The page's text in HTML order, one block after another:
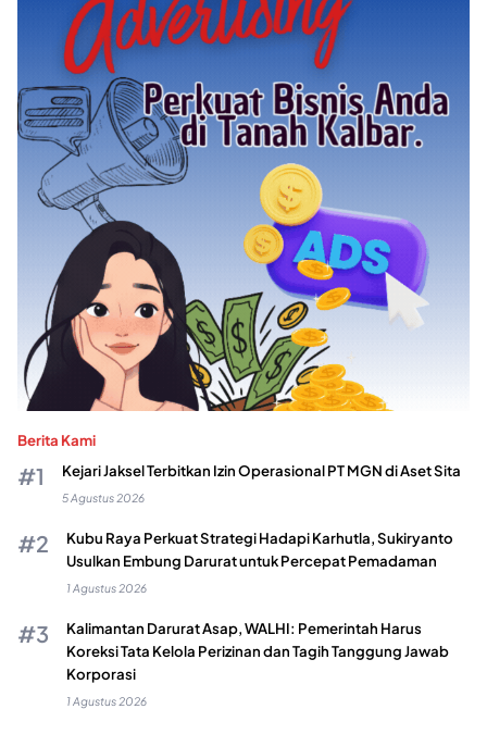
Berita Kami
Kejari Jaksel Terbitkan Izin Operasional PT MGN di Aset Sita
5 Agustus 2026
Kubu Raya Perkuat Strategi Hadapi Karhutla, Sukiryanto
Usulkan Embung Darurat untuk Percepat Pemadaman
1 Agustus 2026
Kalimantan Darurat Asap, WALHI: Pemerintah Harus
Koreksi Tata Kelola Perizinan dan Tagih Tanggung Jawab
Korporasi
1 Agustus 2026